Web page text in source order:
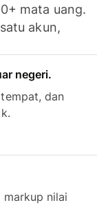
mata uang.
akun,
negeri.
dan
nilai